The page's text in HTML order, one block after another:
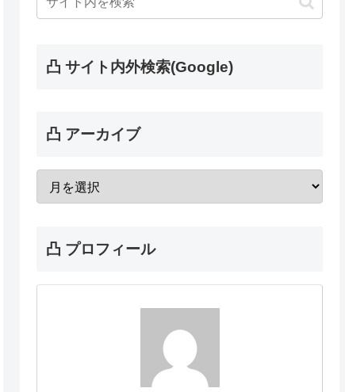
凸 サイト内外検索(Google)
凸 アーカイブ
凸 プロフィール